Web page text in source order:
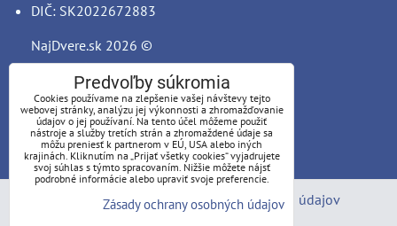
DIČ: SK2022672883
NajDvere.sk 2026 ©
Predvoľby súkromia
Zásady ochrany osobných údajov
Predvoľby súkromia
Cookies používame na zlepšenie vašej návštevy tejto
webovej stránky, analýzu jej výkonnosti a zhromažďovanie
údajov o jej používaní. Na tento účel môžeme použiť
nástroje a služby tretích strán a zhromaždené údaje sa
môžu preniesť k partnerom v EÚ, USA alebo iných
krajinách. Kliknutím na „Prijať všetky cookies“ vyjadrujete
svoj súhlas s týmto spracovaním. Nižšie môžete nájsť
podrobné informácie alebo upraviť svoje preferencie.
Zásady ochrany osobných údajov